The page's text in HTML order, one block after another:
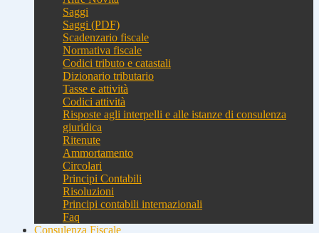
Saggi
Saggi (PDF)
Scadenzario fiscale
Normativa fiscale
Codici tributo e catastali
Dizionario tributario
Tasse e attività
Codici attività
Risposte agli interpelli e alle istanze di consulenza
giuridica
Ritenute
Ammortamento
Circolari
Principi Contabili
Risoluzioni
Principi contabili internazionali
Faq
Consulenza Fiscale